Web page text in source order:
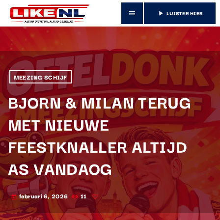
menu play_arrow LUISTER HIER
MEEZING SCHIJF
BJORN & MILAN TERUG
MET NIEUWE
FEESTKNALLER ALTIJD
AS VANDAOG
today februari 6, 2026 11